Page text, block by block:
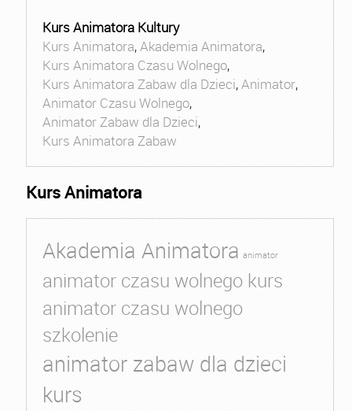
Kurs Animatora Kultury
Kurs Animatora,Akademia Animatora,
Kurs Animatora Czasu Wolnego,
Kurs Animatora Zabaw dla Dzieci,Animator,
Animator Czasu Wolnego,
Animator Zabaw dla Dzieci,
Kurs Animatora Zabaw
Kurs Animatora
Akademia Animatora animator
animator czasu wolnego kurs
animator czasu wolnego
szkolenie
animator zabaw dla dzieci
kurs